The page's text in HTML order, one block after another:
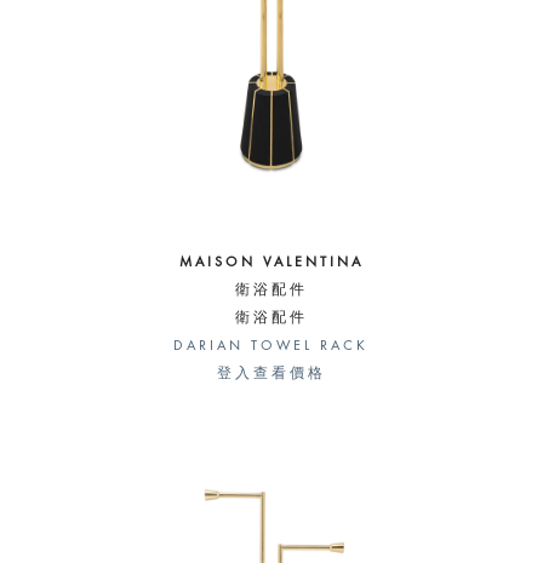
MAISON VALENTINA
衛浴配件
衛浴配件
DARIAN TOWEL RACK
登入查看價格